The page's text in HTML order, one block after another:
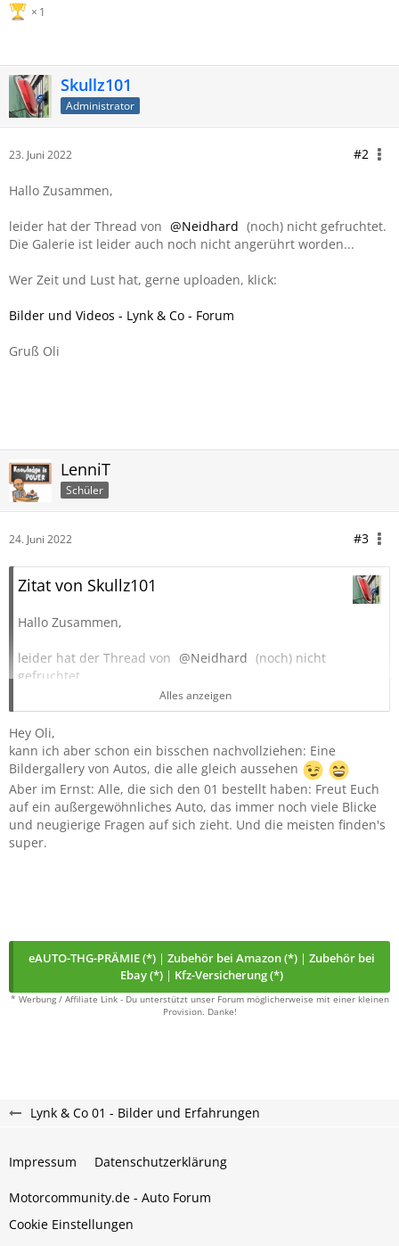
1
Skullz101
Administrator
23. Juni 2022 #2
Hallo Zusammen,
leider hat der Thread von Neidhard (noch) nicht gefruchtet.
Die Galerie ist leider auch noch nicht angerührt worden...
Wer Zeit und Lust hat, gerne uploaden, klick:
Bilder und Videos - Lynk & Co - Forum
Gruß Oli
LenniT
Schüler
24. Juni 2022 #3
Zitat von Skullz101
Hallo Zusammen,
leider hat der Thread von Neidhard (noch) nicht
gefruchtet.
Die Galerie ist leider auch noch nicht angerührt worden...
Wer Zeit und Lust hat, gerne uploaden, klick:
https://www.lynkco-forum.de/gallery/
Gruß Oli
Alles anzeigen
Hey Oli,
kann ich aber schon ein bisschen nachvollziehen: Eine
Bildergallery von Autos, die alle gleich aussehen
Aber im Ernst: Alle, die sich den 01 bestellt haben: Freut Euch
auf ein außergewöhnliches Auto, das immer noch viele Blicke
und neugierige Fragen auf sich zieht. Und die meisten finden's
super.
eAUTO-THG-PRÄMIE (*) | Zubehör bei Amazon (*) | Zubehör bei
Ebay (*) | Kfz-Versicherung (*)
* Werbung / Affiliate Link - Du unterstützt unser Forum möglicherweise mit einer kleinen
Provision. Danke!
Lynk & Co 01 - Bilder und Erfahrungen
Impressum Datenschutzerklärung
Motorcommunity.de - Auto Forum
Cookie Einstellungen